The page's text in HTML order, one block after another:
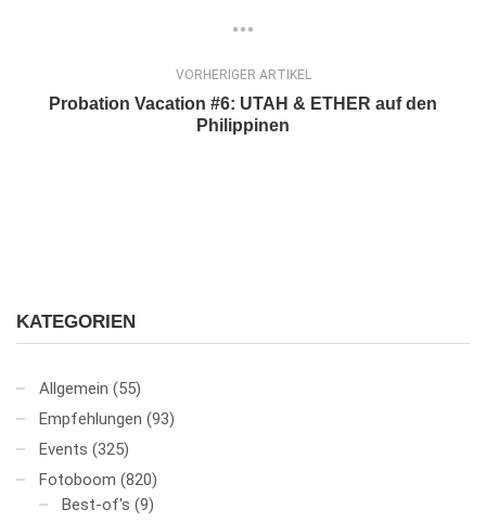
VORHERIGER ARTIKEL
Probation Vacation #6: UTAH & ETHER auf den
Philippinen
KATEGORIEN
Allgemein (55)
Empfehlungen (93)
Events (325)
Fotoboom (820)
Best-of's (9)